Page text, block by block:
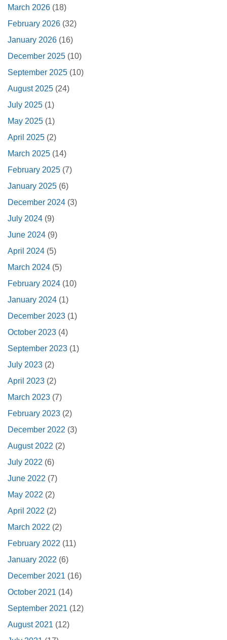
March 2026 (18)
February 2026 (32)
January 2026 (16)
December 2025 (10)
September 2025 (10)
August 2025 (24)
July 2025 (1)
May 2025 (1)
April 2025 (2)
March 2025 (14)
February 2025 (7)
January 2025 (6)
December 2024 (3)
July 2024 (9)
June 2024 (9)
April 2024 (5)
March 2024 (5)
February 2024 (10)
January 2024 (1)
December 2023 (1)
October 2023 (4)
September 2023 (1)
July 2023 (2)
April 2023 (2)
March 2023 (7)
February 2023 (2)
December 2022 (3)
August 2022 (2)
July 2022 (6)
June 2022 (7)
May 2022 (2)
April 2022 (2)
March 2022 (2)
February 2022 (11)
January 2022 (6)
December 2021 (16)
October 2021 (14)
September 2021 (12)
August 2021 (12)